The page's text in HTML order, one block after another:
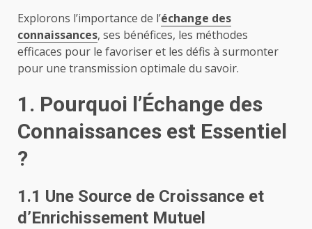
Explorons l’importance de l’échange des
connaissances, ses bénéfices, les méthodes
efficaces pour le favoriser et les défis à surmonter
pour une transmission optimale du savoir.
1. Pourquoi l’Échange des
Connaissances est Essentiel
?
1.1 Une Source de Croissance et
d’Enrichissement Mutuel